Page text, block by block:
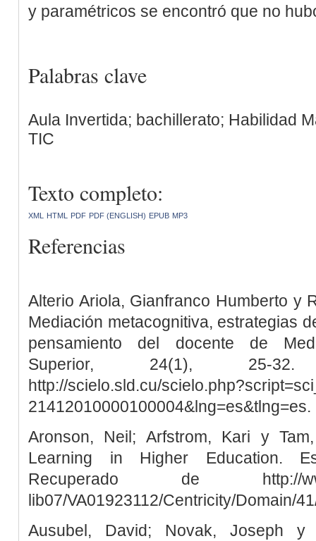
y paramétricos se encontró que no
Palabras clave
Aula Invertida; bachillerato; Habilidad
TIC
Texto completo:
XML HTML PDF PDF (ENGLISH) EPUB MP3
Referencias
Alterio Ariola, Gianfranco Humberto y
Mediación metacognitiva, estrategias
pensamiento del docente de
Superior, 24(1), 25-
http://scielo.sld.cu/
21412010000100004&lng=es&tlng=es.
Aronson, Neil; Arfstrom, Kari y
Learning in Higher Education.
Recuperado de http://
lib07/VA01923112/Centricity/Domain/
Ausubel, David; Novak, Joseph y